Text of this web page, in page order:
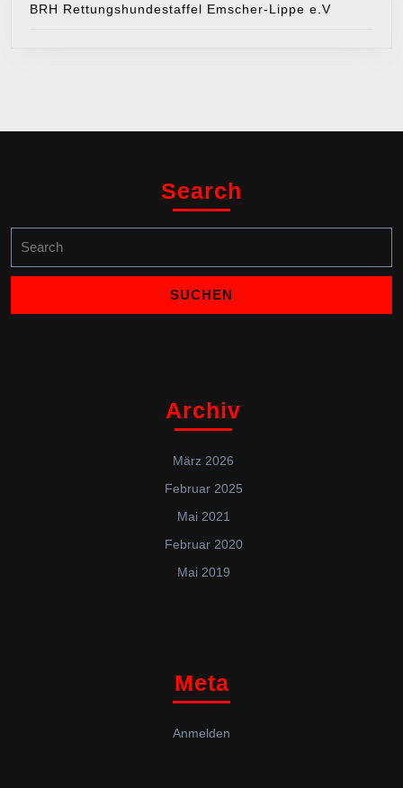
BRH Rettungshundestaffel Emscher-Lippe e.V
Search
for:
Archiv
März 2026
Februar 2025
Mai 2021
Februar 2020
Mai 2019
Meta
Anmelden